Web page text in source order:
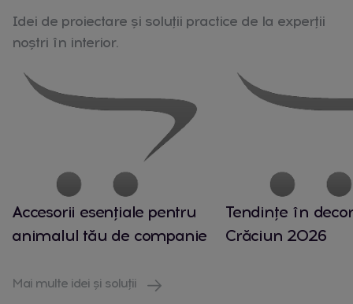
Idei de proiectare și soluții practice de la experții
noștri în interior.
Accesorii esențiale pentru
animalul tău de companie
Tendințe în
Crăciun 2026
Mai multe idei și soluții